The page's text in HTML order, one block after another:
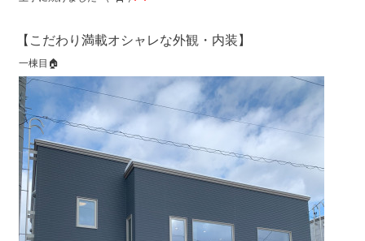
【こだわり満載オシャレな外観・内装】
一棟目🏠